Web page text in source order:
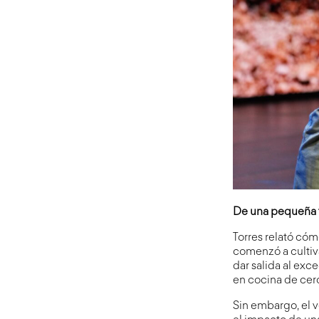
De una
Torres relató
comenzó a
dar salida al
en cocina de
Sin embargo, el